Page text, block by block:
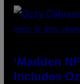
PHOTO BY NICK
‘Madden
Includes